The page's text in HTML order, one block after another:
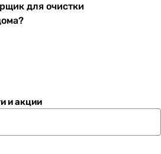
для очистки
и акции